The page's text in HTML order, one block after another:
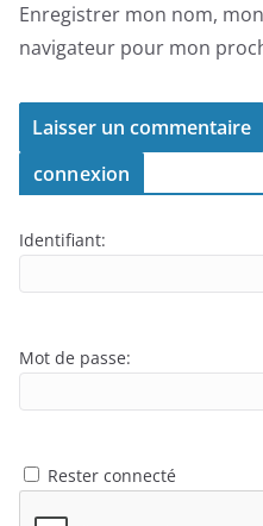
Enregistrer mon nom,
navigateur pour mon
connexion
Identifiant:
Mot de passe:
Rester connecté